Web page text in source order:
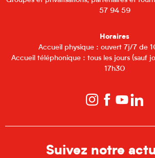
57 94 59
Horaires
Accueil physique : ouvert 7j/7 de
Accueil téléphonique : tous les jours (sauf
17h30
Suivez notre